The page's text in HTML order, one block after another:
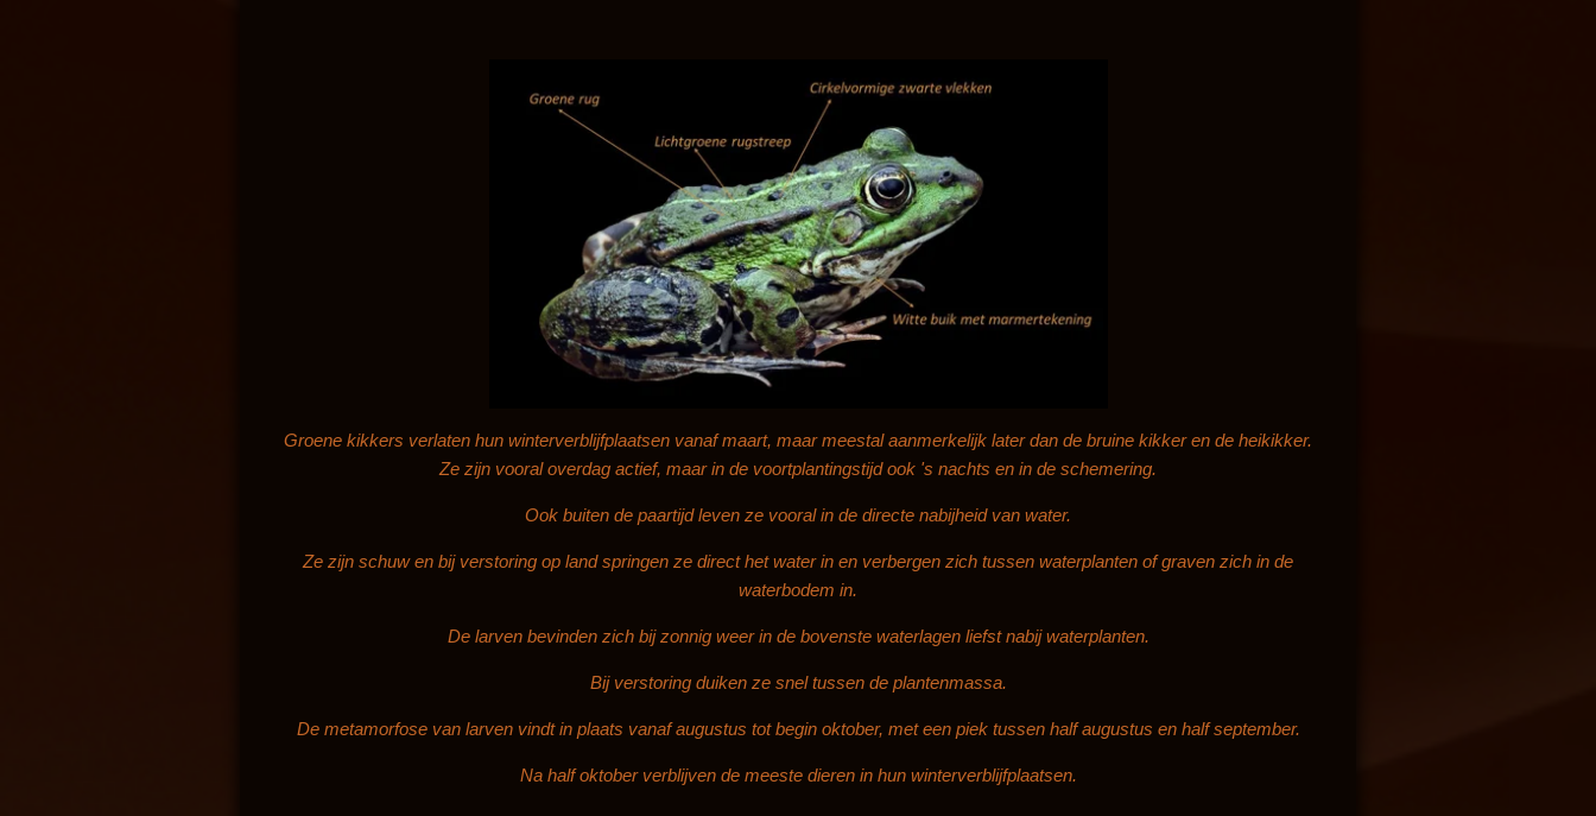
Groene kikkers verlaten hun winterverblijfplaatsen vanaf maart, maar meestal aanmerkelijk later dan de bruine kikker en de heikikker.
Ze zijn vooral overdag actief, maar in de voortplantingstijd ook 's nachts en in de schemering.
Ook buiten de paartijd leven ze vooral in de directe nabijheid van water.
Ze zijn schuw en bij verstoring op land springen ze direct het water in en verbergen zich tussen waterplanten of graven zich in de
waterbodem in.
De larven bevinden zich bij zonnig weer in de bovenste waterlagen liefst nabij waterplanten.
Bij verstoring duiken ze snel tussen de plantenmassa.
De metamorfose van larven vindt in plaats vanaf augustus tot begin oktober, met een piek tussen half augustus en half september.
Na half oktober verblijven de meeste dieren in hun winterverblijfplaatsen.